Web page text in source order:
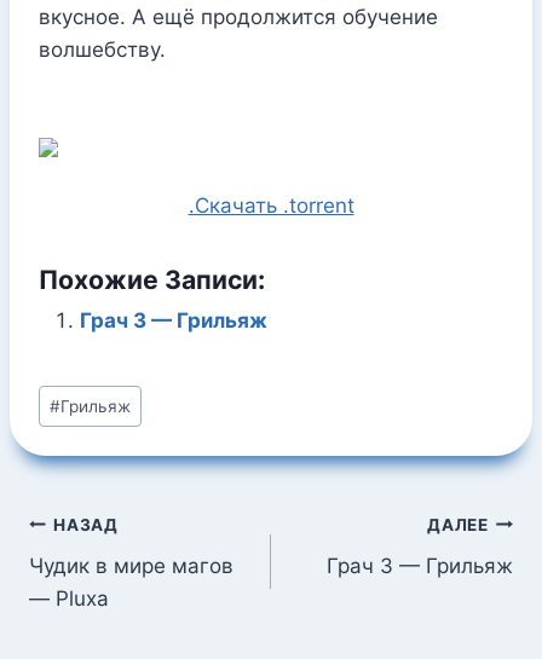
вкусное. А ещё продолжится обучение
волшебству.
.Скачать .torrent
Похожие Записи:
Грач 3 — Грильяж
Метки
записи:
#Грильяж
Навигация
по
записям
НАЗАД
Чудик в мире магов
— Pluxa
ДАЛЕЕ
Грач 3 — Грильяж